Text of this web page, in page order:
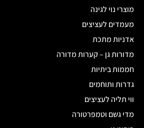
מוצרי נוי לגינה
מעמדים לעציצים
אדניות מתכת
מדורות גן – קערות מדורה
חממות ביתיות
גדרות ותוחמים
ווי תליה לעציצים
מדי גשם וטמפרטורה